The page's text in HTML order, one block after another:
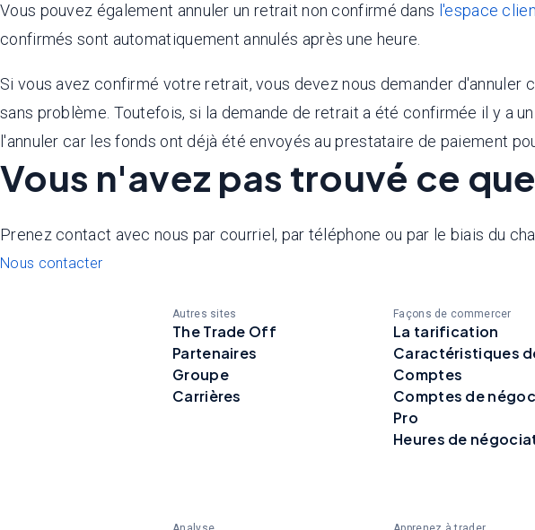
Vous pouvez également annuler un retrait non confirmé dans l'espace
confirmés sont automatiquement annulés après une heure.
Si vous avez confirmé votre retrait, vous devez nous demander
sans problème. Toutefois, si la demande de retrait a été confirmée il y a
l'annuler car les fonds ont déjà été envoyés au prestataire de paiement
Vous n'avez pas trouvé ce
Prenez contact avec nous par courriel, par téléphone ou par le biais du
Nous contacter
Autres sites
The Trade Off
Partenaires
Groupe
Carrières
Façons de commercer
La tarification
Caractéristiques
Comptes
Comptes de
Pro
Heures de